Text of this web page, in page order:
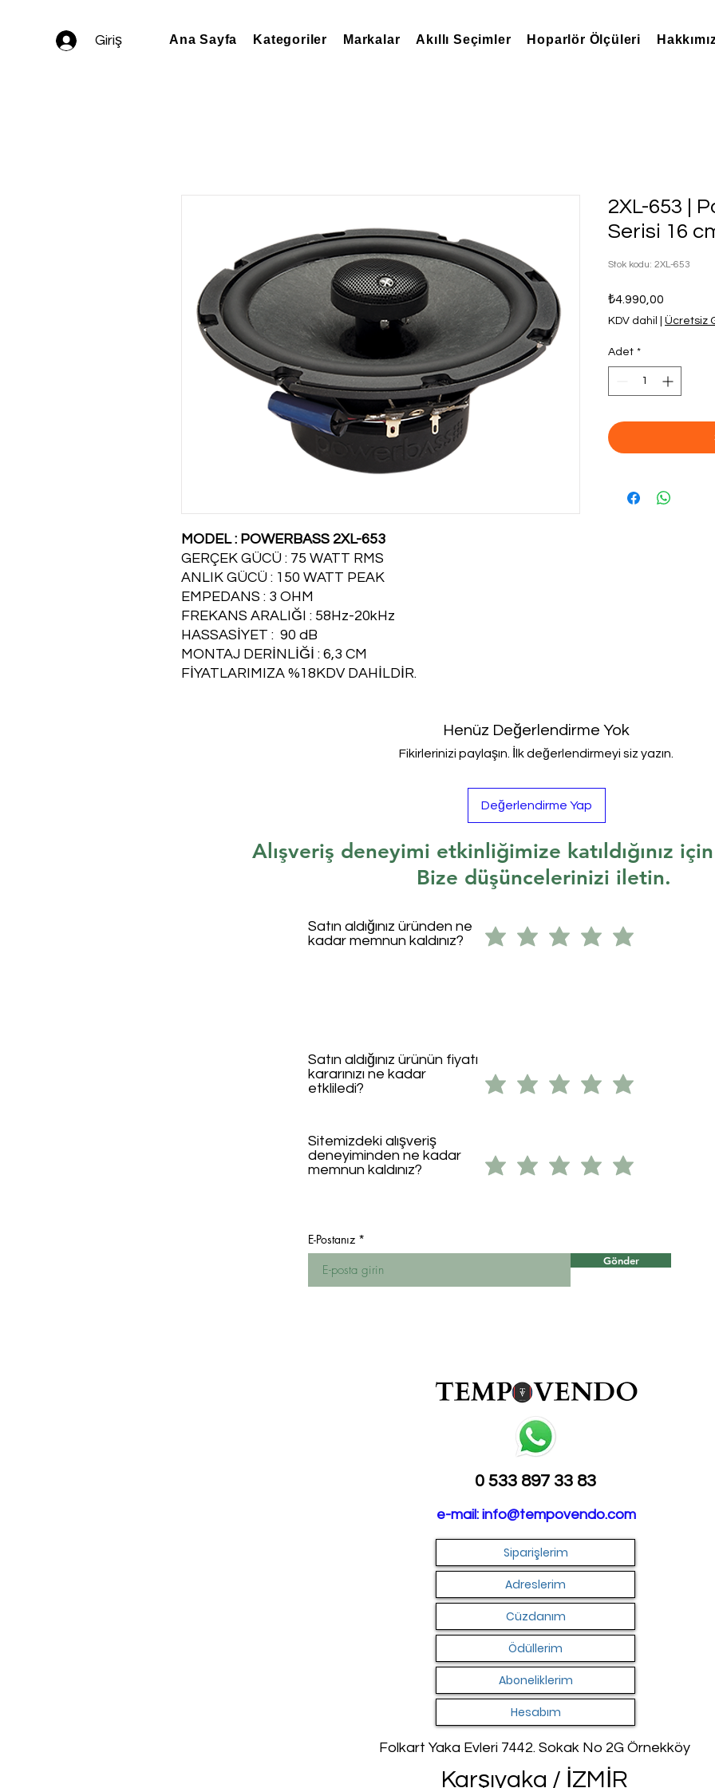
Giriş Ana Sayfa Kategoriler Markalar Akıllı Seçimler Hoparlör Ölçüleri
MODEL : POWERBASS 2XL-653
GERÇEK GÜCÜ : 75 WATT RMS
ANLIK GÜCÜ : 150 WATT PEAK
EMPEDANS : 3 OHM
FREKANS ARALIĞI : 58Hz-20kHz
HASSASİYET : 90 dB
MONTAJ DERİNLİĞİ : 6,3 CM
FİYATLARIMIZA %18KDV DAHİLDİR.
2XL-653 |
Serisi 16
Stok kodu: 2XL-653
₺4.990,00
KDV dahil Ücretsiz
Adet *
Henüz Değerlendirme Yok
Fikirlerinizi paylaşın. İlk değerlendirmeyi siz yazın.
Değerlendirme Yap
Alışveriş deneyimi etkinliğimize katıldığınız
Bize düşüncelerinizi iletin.
Satın aldığınız üründen ne
kadar memnun kaldınız?
Satın aldığınız ürünün fiyatı
kararınızı ne kadar
etkliledi?
Sitemizdeki alışveriş
deneyiminden ne kadar
memnun kaldınız?
E-Postanız
Gönder
0 533 897 33 83
e-mail: info@tempovendo.com
Siparişlerim
Adreslerim
Cüzdanım
Ödüllerim
Aboneliklerim
Hesabım
Folkart Yaka Evleri 7442. Sokak No 2G Örnekköy
Karşıyaka / İZMİR